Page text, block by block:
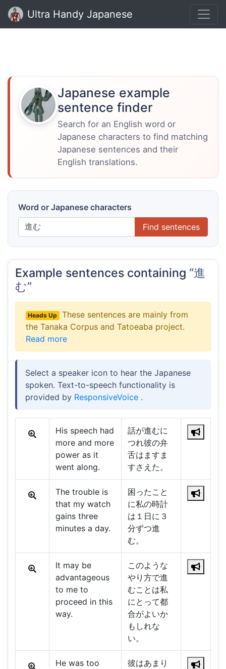
Ultra Handy Japanese
Japanese example
sentence finder
Search for an English word or
Japanese characters to find matching
Japanese sentences and their
English translations.
Word or Japanese characters
Find sentences
Example sentences containing “進
む”
Heads Up
These sentences are mainly from
the Tanaka Corpus and Tatoeaba project.
Read more
Select a speaker icon to hear the Japanese
spoken. Text-to-speech functionality is
provided by ResponsiveVoice .
His speech had
more and more
power as it
went along.
話が進むに
つれ彼の弁
舌はますま
すさえた。
The trouble is
that my watch
gains three
minutes a day.
困ったこと
に私の時計
は１日に３
分ずつ進
む。
It may be
advantageous
to me to
proceed in this
way.
このような
やり方で進
むことは私
にとって都
合がよいか
もしれな
い。
He was too
彼はあまり